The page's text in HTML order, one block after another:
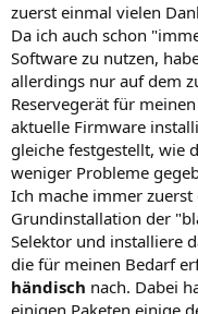
zuerst einmal vielen
Da ich auch schon
Software zu nutzen,
allerdings nur auf dem
Reservegerät für
aktuelle Firmware
gleiche festgestellt, wie
weniger Probleme
Ich mache immer
Grundinstallation der
Selektor und installiere
die für meinen Bedarf
händisch nach. Dabei
einigen Paketen einige